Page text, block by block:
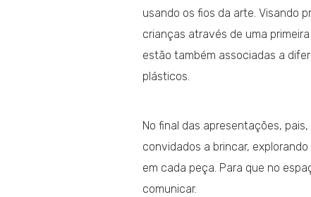
usando os fios da arte. Visando
crianças através de uma
estão também associadas a
plásticos.
No final das apresentações,
convidados a brincar,
em cada peça. Para que no
comunicar.